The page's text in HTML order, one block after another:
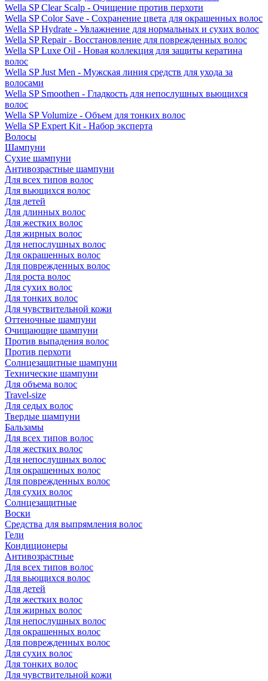
Wella SP Clear Scalp - Очищение против перхоти
Wella SP Color Save - Сохранение цвета для окрашенных волос
Wella SP Hydrate - Увлажнение для нормальных и сухих волос
Wella SP Repair - Восстановление для поврежденных волос
Wella SP Luxe Oil - Новая коллекция для защиты кератина
волос
Wella SP Just Men - Мужская линия средств для ухода за
волосами
Wella SP Smoothen - Гладкость для непослушных вьющихся
волос
Wella SP Volumize - Объем для тонких волос
Wella SP Expert Kit - Набор эксперта
Волосы
Шампуни
Сухие шампуни
Антивозрастные шампуни
Для всех типов волос
Для вьющихся волос
Для детей
Для длинных волос
Для жестких волос
Для жирных волос
Для непослушных волос
Для окрашенных волос
Для поврежденных волос
Для роста волос
Для сухих волос
Для тонких волос
Для чувствительной кожи
Оттеночные шампуни
Очищающие шампуни
Против выпадения волос
Против перхоти
Солнцезащитные шампуни
Технические шампуни
Для объема волос
Travel-size
Для седых волос
Твердые шампуни
Бальзамы
Для всех типов волос
Для жестких волос
Для непослушных волос
Для окрашенных волос
Для поврежденных волос
Для сухих волос
Солнцезащитные
Воски
Средства для выпрямления волос
Гели
Кондиционеры
Антивозрастные
Для всех типов волос
Для вьющихся волос
Для детей
Для жестких волос
Для жирных волос
Для непослушных волос
Для окрашенных волос
Для поврежденных волос
Для сухих волос
Для тонких волос
Для чувствительной кожи